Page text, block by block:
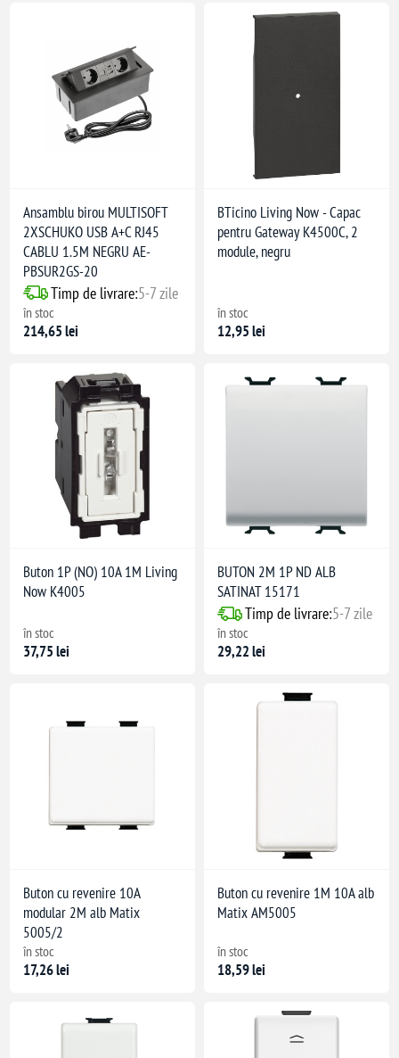
Ansamblu birou MULTISOFT
2XSCHUKO USB A+C RJ45
CABLU 1.5M NEGRU AE-
PBSUR2GS-20
Timp de livrare:5-7 zile
în stoc
214,65 lei
BTicino Living Now - Capac
pentru Gateway K4500C, 2
module, negru
în stoc
12,95 lei
Buton 1P (NO) 10A 1M Living
Now K4005
în stoc
37,75 lei
BUTON 2M 1P ND ALB
SATINAT 15171
Timp de livrare:5-7 zile
în stoc
29,22 lei
Buton cu revenire 10A
modular 2M alb Matix
5005/2
în stoc
17,26 lei
Buton cu revenire 1M 10A alb
Matix AM5005
în stoc
18,59 lei